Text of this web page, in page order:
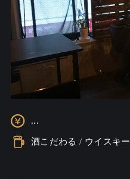
...
酒こだわる / ウイスキー